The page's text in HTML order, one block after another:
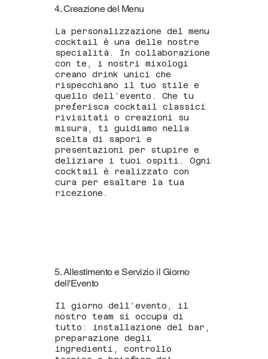
4. Creazione del Menu
La personalizzazione del menu
cocktail è una delle nostre
specialità. In collaborazione
con te, i nostri mixologi
creano drink unici che
rispecchiano il tuo stile e
quello dell’evento. Che tu
preferisca cocktail classici
rivisitati o creazioni su
misura, ti guidiamo nella
scelta di sapori e
presentazioni per stupire e
deliziare i tuoi ospiti. Ogni
cocktail è realizzato con
cura per esaltare la tua
ricezione.
5. Allestimento e Servizio il Giorno
dell'Evento
Il giorno dell’evento, il
nostro team si occupa di
tutto: installazione del bar,
preparazione degli
ingredienti, controllo